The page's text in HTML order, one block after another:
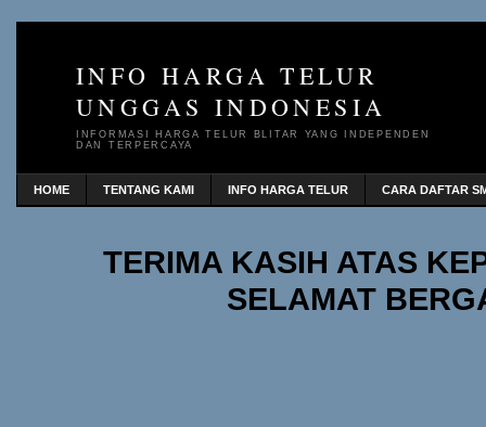
INFO HARGA TELUR
UNGGAS INDONESIA
INFORMASI HARGA TELUR BLITAR YANG INDEPENDEN
DAN TERPERCAYA
HOME TENTANG KAMI INFO HARGA TELUR CARA DAFTAR
TERIMA KASIH ATAS
SELAMAT